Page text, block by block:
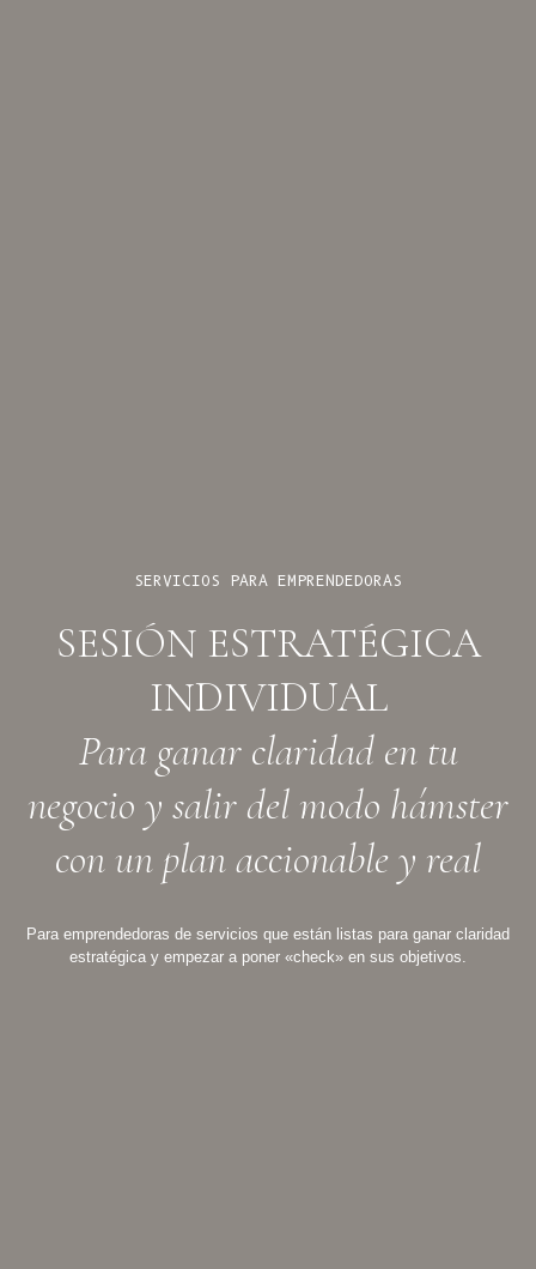
SERVICIOS PARA EMPRENDEDORAS
SESIÓN ESTRATÉGICA
INDIVIDUAL
Para ganar claridad en tu
negocio y salir del modo hámster
con un plan accionable y real
Para emprendedoras de servicios que están listas para ganar claridad
estratégica y empezar a poner «check» en sus objetivos.